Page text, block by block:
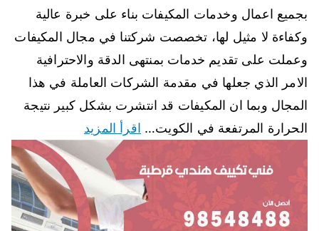
بجميع اعمال وخدمات المكيفات بناء على خبرة عالية
وكفاءة لا مثيل لها، تخصصت شركتنا في مجال المكيفات
وعملت على تقديم خدمات بمنتهى الدقة والاحترافية
الامر الذي جعلها في مقدمة الشركات العاملة في هذا
المجال وبما ان المكيفات قد انتشرت بشكل كبير نتيجة
الحرارة المرتفعة في الكويت… اقرأ المزيد